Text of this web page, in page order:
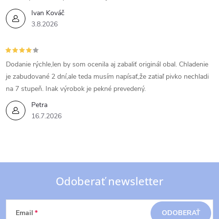
v
k
y
v
ý
p
Ivan Kováč
3.8.2026
Petra
16.7.2026
Dodanie rýchle,len by som ocenila aj zabaliť originál obal. Chladenie
je zabudované 2 dní,ale teda musím napísať,že zatiaľ pivko nechladi
na 7 stupeň. Inak výrobok je pekné prevedený.
Z
Odoberať newsletter
Email ODOBERAŤ